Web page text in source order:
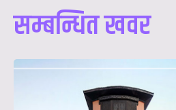
सम्बन्धित खवर